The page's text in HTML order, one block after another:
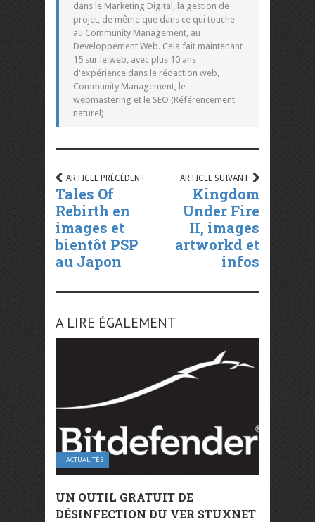
dans le Marketing Digital, la gestion de
projet, de même que dans ce qui touche
au Community Management, au
Developpement Web. Cela fait maintenant
15 sur le web, avec plus 10 ans
d'expérience dans le rédaction web,
Community Management, le
webmastering et le SEO (Référencement
naturel).
ARTICLE PRÉCÉDENT
Tales Of
Rebirth en
images et
bientôt PSP
au Japon
ARTICLE SUIVANT
Kingdom
Under Fire
II, images
artworkd et
infos
A LIRE ÉGALEMENT
ACTUALITÉS
UN OUTIL GRATUIT DE
DÉSINFECTION DU VER STUXNET